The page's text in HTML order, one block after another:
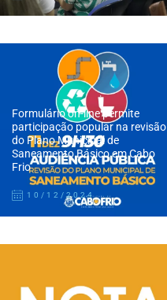
Formulário on-line permite
participação popular na revisão
do Plano Municipal de
Saneamento Básico em Cabo
Frio
10/12/2024